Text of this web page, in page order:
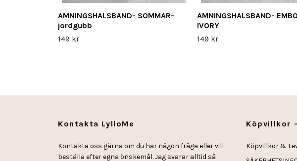
AMNINGSHALSBAND- SOMMAR-
jordgubb
149 kr
AMNINGSHALSBAND-
IVORY
149 kr
Kontakta LylloMe
Kontakta oss gärna om du har någon fråga eller vill
beställa efter egna önskemål. Jag svarar alltid så
Köpvillkor
Köpvillkor &